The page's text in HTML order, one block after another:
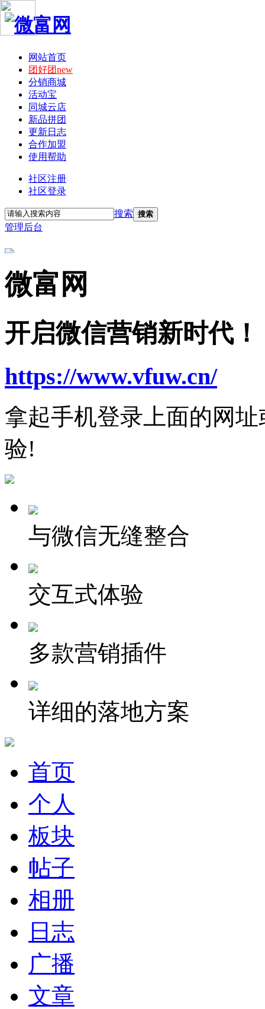
网站首页
团好团new
分销商城
活动宝
同城云店
新品拼团
更新日志
合作加盟
使用帮助
社区注册
社区登录
搜索 搜索
管理后台
快捷登录
只需一步，快速开始
微富网
开启微信营销新时代！
https://www.vfuw.cn/
拿起手机登录上面的网
验!
与微信无缝整合
交互式体验
多款营销插件
详细的落地方案
首页
个人
板块
帖子
相册
日志
广播
文章